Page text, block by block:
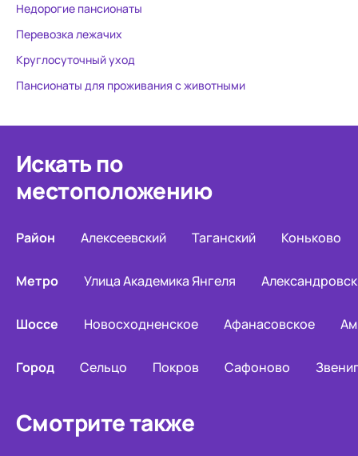
Недорогие пансионаты
Перевозка лежачих
Круглосуточный уход
Пансионаты для проживания с животными
Искать по
местоположению
Район Алексеевский Таганский Коньково
Метро Улица Академика Янгеля
Шоссе Новосходненское Афанасовское
Город Сельцо Покров Сафоново
Смотрите также